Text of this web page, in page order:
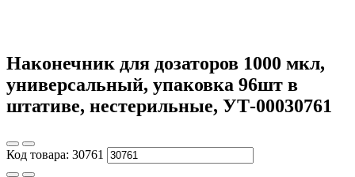
Наконечник для дозаторов 1000 мкл,
универсальный, упаковка 96шт в
штативе, нестерильные, УТ-00030761
Код товара: 30761